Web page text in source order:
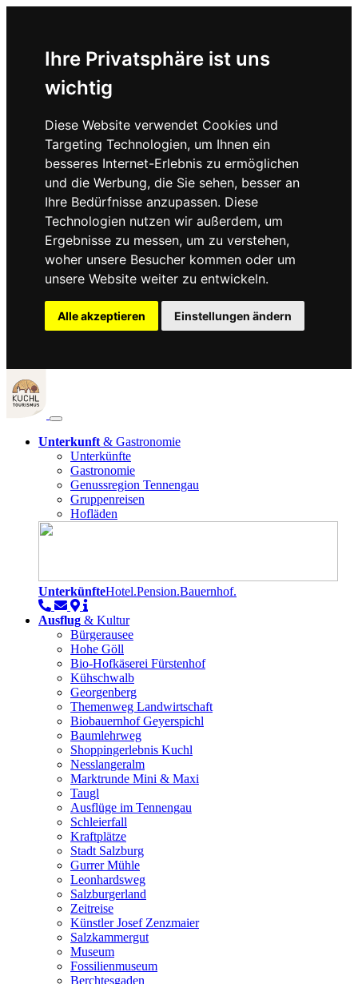
Ihre Privatsphäre ist uns
wichtig
Diese Website verwendet Cookies und
Targeting Technologien, um Ihnen ein
besseres Internet-Erlebnis zu ermöglichen
und die Werbung, die Sie sehen, besser an
Ihre Bedürfnisse anzupassen. Diese
Technologien nutzen wir außerdem, um
Ergebnisse zu messen, um zu verstehen,
woher unsere Besucher kommen oder um
unsere Website weiter zu entwickeln.
Alle akzeptieren Einstellungen ändern
Unterkunft& Gastronomie
Unterkünfte
Gastronomie
Genussregion Tennengau
Gruppenreisen
Hofläden
UnterkünfteHotel.Pension.Bauernhof.
Ausflug & Kultur
Bürgerausee
Hohe Göll
Bio-Hofkäserei Fürstenhof
Kühschwalb
Georgenberg
Themenweg Landwirtschaft
Biobauernhof Geyerspichl
Baumlehrweg
Shoppingerlebnis Kuchl
Nesslangeralm
Marktrunde Mini & Maxi
Taugl
Ausflüge im Tennengau
Schleierfall
Kraftplätze
Stadt Salzburg
Gurrer Mühle
Leonhardsweg
Salzburgerland
Zeitreise
Künstler Josef Zenzmaier
Salzkammergut
Museum
Fossilienmuseum
Berchtesgaden